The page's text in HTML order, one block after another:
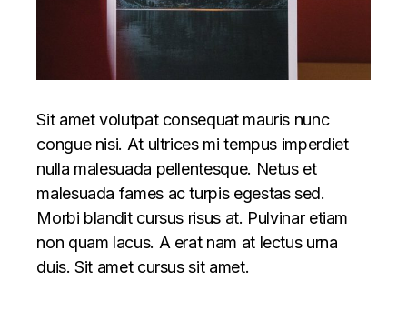
Sit amet volutpat consequat mauris nunc
congue nisi. At ultrices mi tempus imperdiet
nulla malesuada pellentesque. Netus et
malesuada fames ac turpis egestas sed.
Morbi blandit cursus risus at. Pulvinar etiam
non quam lacus. A erat nam at lectus urna
duis. Sit amet cursus sit amet.